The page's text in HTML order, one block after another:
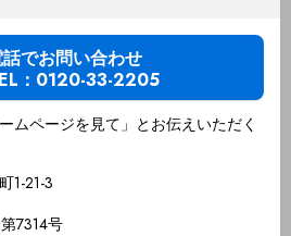
でお問い合わせ
：0120-33-2205
ムページを見て」とお伝えいただく
1-21-3
7314号